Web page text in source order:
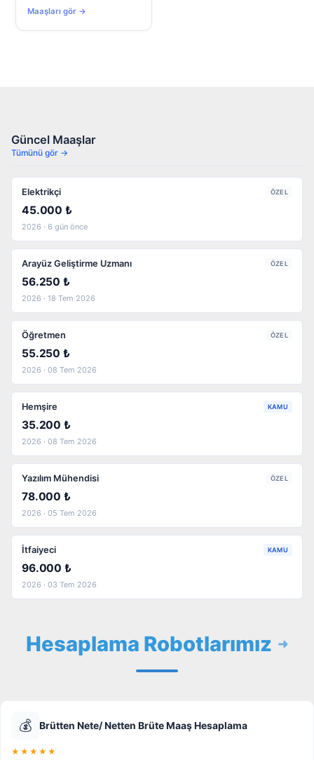
Maaşları gör →
Güncel Maaşlar
Tümünü gör →
Elektrikçi ÖZEL
45.000 ₺
2026 · 6 gün önce
Arayüz Geliştirme Uzmanı ÖZEL
56.250 ₺
2026 · 18 Tem 2026
Öğretmen ÖZEL
55.250 ₺
2026 · 08 Tem 2026
Hemşire KAMU
35.200 ₺
2026 · 08 Tem 2026
Yazılım Mühendisi ÖZEL
78.000 ₺
2026 · 05 Tem 2026
İtfaiyeci KAMU
96.000 ₺
2026 · 03 Tem 2026
Hesaplama Robotlarımız
💰 Brütten Nete/ Netten Brüte Maaş Hesaplama
★★★★★